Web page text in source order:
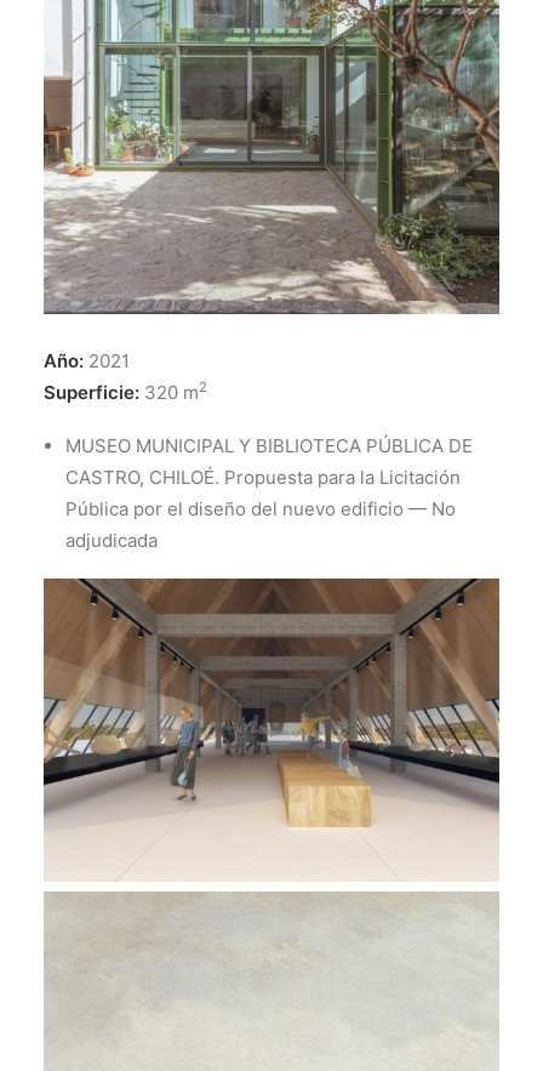
Año: 2021
Superficie: 320 m2
MUSEO MUNICIPAL Y BIBLIOTECA PÚBLICA DE
CASTRO, CHILOÉ. Propuesta para la Licitación
Pública por el diseño del nuevo edificio — No
adjudicada